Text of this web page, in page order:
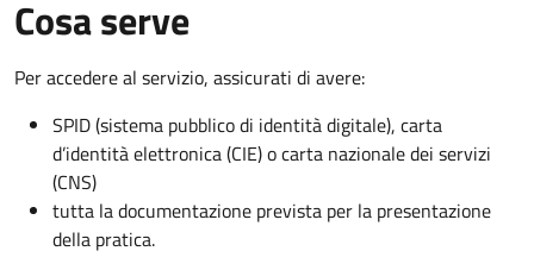
Cosa serve
Per accedere al servizio, assicurati di avere:
SPID (sistema pubblico di identità digitale), carta
d’identità elettronica (CIE) o carta nazionale dei servizi
(CNS)
tutta la documentazione prevista per la presentazione
della pratica.